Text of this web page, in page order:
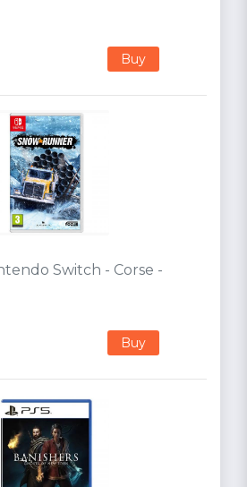
Buy
Switch - Corse -
Buy